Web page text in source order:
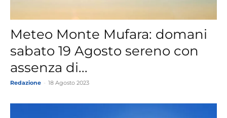
Meteo Monte Mufara: domani
sabato 19 Agosto sereno con
assenza di...
Redazione 18 Agosto 2023